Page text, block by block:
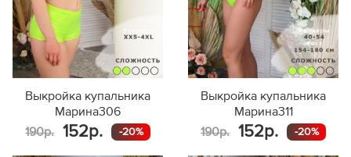
Выкройка купальника
Марина306
190р.
152р. -20%
Выкройка купальника
Марина311
190р.
152р. -20%